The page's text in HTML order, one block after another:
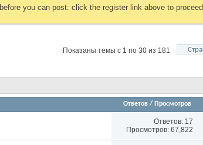
before you can post: click the register link above to
Показаны темы с 1 по 30 из 181
Ответов / Просмотров
Ответов: 17
Просмотров: 67,822